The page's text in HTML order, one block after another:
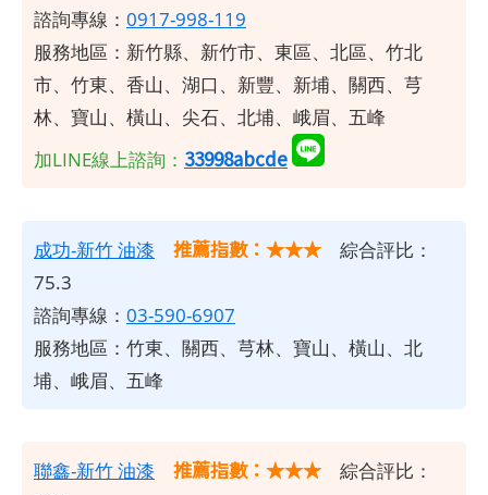
諮詢專線： 0917-998-119
服務地區：新竹縣、新竹市、東區、北區、竹北
市、竹東、香山、湖口、新豐、新埔、關西、芎
林、寶山、橫山、尖石、北埔、峨眉、五峰
加LINE線上諮詢： 33998abcde
成功-新竹油漆 推薦指數：★★★ 綜合評比：
75.3
諮詢專線： 03-590-6907
服務地區：竹東、關西、芎林、寶山、橫山、北
埔、峨眉、五峰
聯鑫-新竹油漆 推薦指數：★★★ 綜合評比：